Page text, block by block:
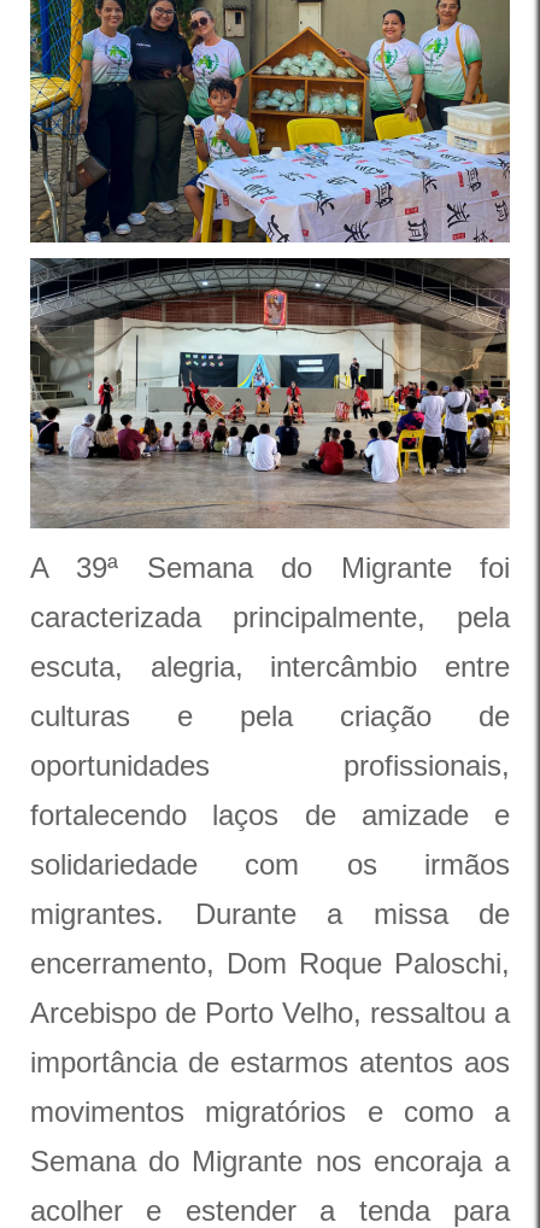
A 39ª Semana do Migrante foi
caracterizada principalmente, pela
escuta, alegria, intercâmbio entre
culturas e pela criação de
oportunidades profissionais,
fortalecendo laços de amizade e
solidariedade com os irmãos
migrantes. Durante a missa de
encerramento, Dom Roque Paloschi,
Arcebispo de Porto Velho, ressaltou a
importância de estarmos atentos aos
movimentos migratórios e como a
Semana do Migrante nos encoraja a
acolher e estender a tenda para